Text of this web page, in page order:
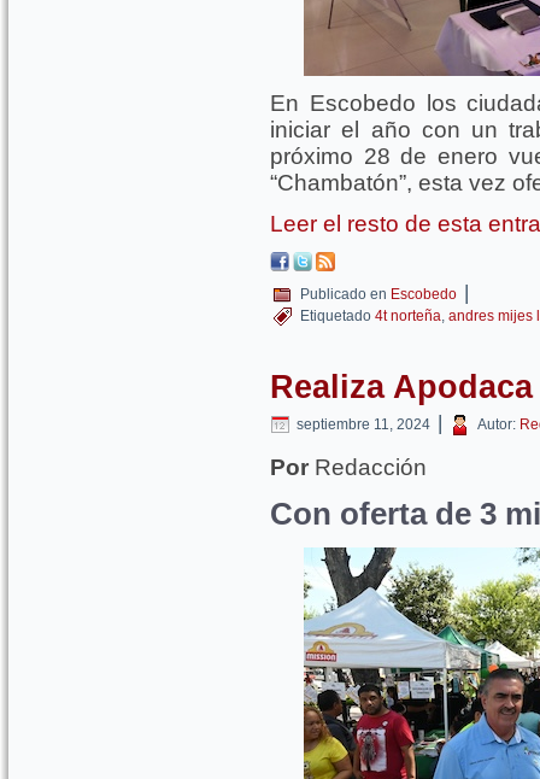
En Escobedo los
iniciar el año con un
próximo 28 de enero
“Chambatón”, esta vez
Leer el resto de esta
Publicado en Escobedo |
Etiquetado 4t norteña, andres mijes
Realiza
septiembre 11, 2024 | Autor:
Por Redacción
Con oferta de 3